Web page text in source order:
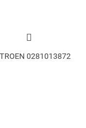
0281013872